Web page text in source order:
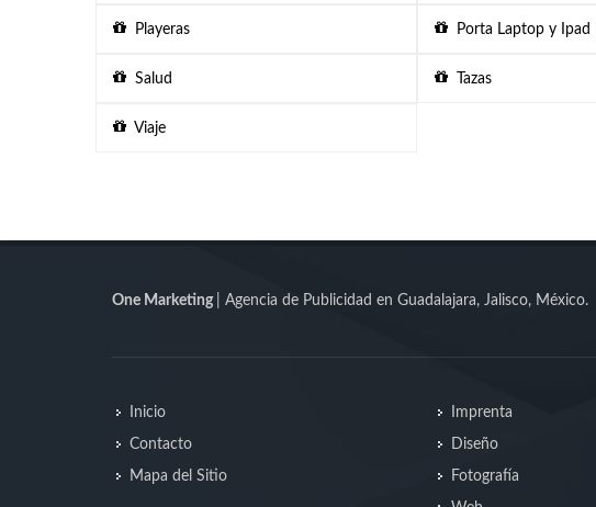
Playeras Porta Laptop y Ipad
Salud Tazas
Viaje
One Marketing | Agencia de Publicidad en Guadalajara, Jalisco, México.
Inicio
Contacto
Mapa del Sitio
Imprenta
Diseño
Fotografía